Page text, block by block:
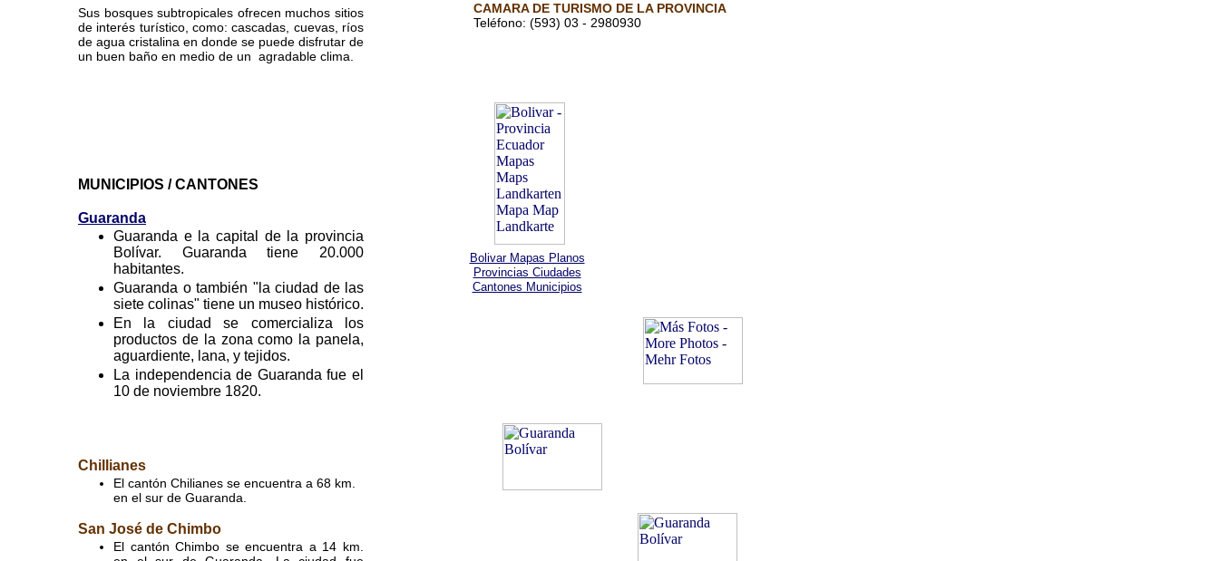
Sus bosques subtropicales ofrecen muchos sitios
de interés turístico, como: cascadas, cuevas, ríos
de agua cristalina en donde se puede disfrutar de
un buen baño en medio de un agradable clima.
MUNICIPIOS / CANTONES
Guaranda
Guaranda e la capital de la provincia
Bolívar. Guaranda tiene 20.000
habitantes.
Guaranda o también "la ciudad de las
siete colinas" tiene un museo histórico.
En la ciudad se comercializa los
productos de la zona como la panela,
aguardiente, lana, y tejidos.
La independencia de Guaranda fue el
10 de noviembre 1820.
Chillianes
El cantón Chilianes se encuentra a 68 km.
en el sur de Guaranda.
San José de Chimbo
El cantón Chimbo se encuentra a 14 km.
CAMARA DE TURISMO DE LA PROVINCIA
Teléfono: (593) 03 - 2980930
Bolivar Mapas Planos
Provincias Ciudades
Cantones Municipios